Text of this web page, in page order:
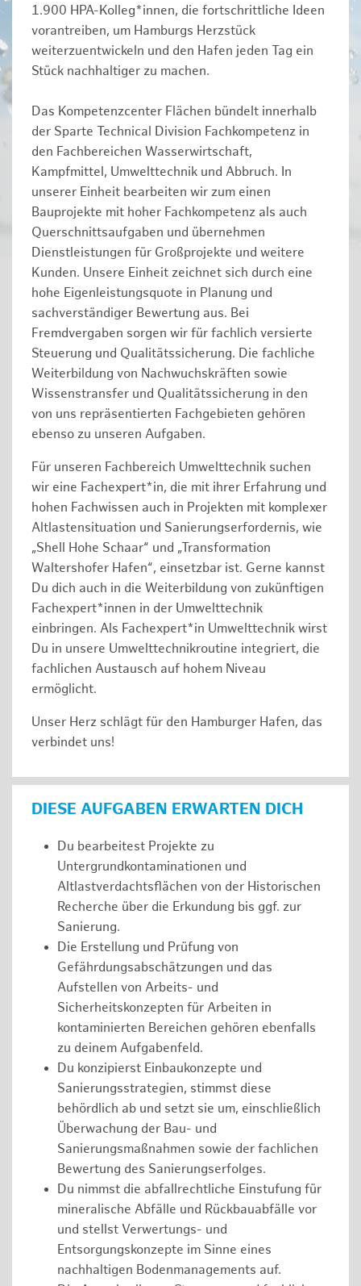
1.900 HPA-Kolleg*innen, die fortschrittliche Ideen
vorantreiben, um Hamburgs Herzstück
weiterzuentwickeln und den Hafen jeden Tag ein
Stück nachhaltiger zu machen.
Das Kompetenzcenter Flächen bündelt innerhalb
der Sparte Technical Division Fachkompetenz in
den Fachbereichen Wasserwirtschaft,
Kampfmittel, Umwelttechnik und Abbruch. In
unserer Einheit bearbeiten wir zum einen
Bauprojekte mit hoher Fachkompetenz als auch
Querschnittsaufgaben und übernehmen
Dienstleistungen für Großprojekte und weitere
Kunden. Unsere Einheit zeichnet sich durch eine
hohe Eigenleistungsquote in Planung und
sachverständiger Bewertung aus. Bei
Fremdvergaben sorgen wir für fachlich versierte
Steuerung und Qualitätssicherung. Die fachliche
Weiterbildung von Nachwuchskräften sowie
Wissenstransfer und Qualitätssicherung in den
von uns repräsentierten Fachgebieten gehören
ebenso zu unseren Aufgaben.
Für unseren Fachbereich Umwelttechnik suchen
wir eine Fachexpert*in, die mit ihrer Erfahrung und
hohen Fachwissen auch in Projekten mit komplexer
Altlastensituation und Sanierungserfordernis, wie
„Shell Hohe Schaar“ und „Transformation
Waltershofer Hafen“, einsetzbar ist. Gerne kannst
Du dich auch in die Weiterbildung von zukünftigen
Fachexpert*innen in der Umwelttechnik
einbringen. Als Fachexpert*in Umwelttechnik wirst
Du in unsere Umwelttechnikroutine integriert, die
fachlichen Austausch auf hohem Niveau
ermöglicht.
Unser Herz schlägt für den Hamburger Hafen, das
verbindet uns!
DIESE AUFGABEN ERWARTEN DICH
Du bearbeitest Projekte zu
Untergrundkontaminationen und
Altlastverdachtsflächen von der Historischen
Recherche über die Erkundung bis ggf. zur
Sanierung.
Die Erstellung und Prüfung von
Gefährdungsabschätzungen und das
Aufstellen von Arbeits- und
Sicherheitskonzepten für Arbeiten in
kontaminierten Bereichen gehören ebenfalls
zu deinem Aufgabenfeld.
Du konzipierst Einbaukonzepte und
Sanierungsstrategien, stimmst diese
behördlich ab und setzt sie um, einschließlich
Überwachung der Bau- und
Sanierungsmaßnahmen sowie der fachlichen
Bewertung des Sanierungserfolges.
Du nimmst die abfallrechtliche Einstufung für
mineralische Abfälle und Rückbauabfälle vor
und stellst Verwertungs- und
Entsorgungskonzepte im Sinne eines
nachhaltigen Bodenmanagements auf.